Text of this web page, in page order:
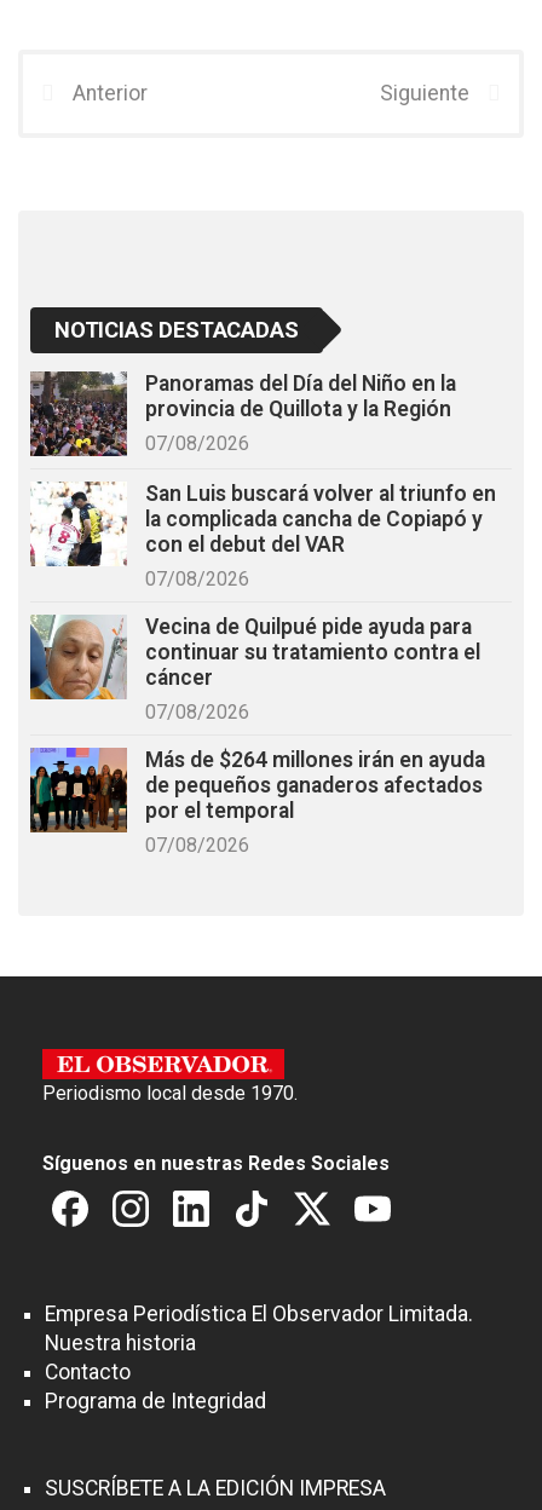
b
er
Anterior Siguiente
NOTICIAS DESTACADAS
Panoramas del Día del Niño en la
provincia de Quillota y la Región
07/08/2026
San Luis buscará volver al triunfo en
la complicada cancha de Copiapó y
con el debut del VAR
07/08/2026
Vecina de Quilpué pide ayuda para
continuar su tratamiento contra el
cáncer
07/08/2026
Más de $264 millones irán en ayuda
de pequeños ganaderos afectados
por el temporal
07/08/2026
Periodismo local desde 1970.
Síguenos en nuestras Redes Sociales
Empresa Periodística El Observador Limitada.
Nuestra historia
Contacto
Programa de Integridad
SUSCRÍBETE A LA EDICIÓN IMPRESA